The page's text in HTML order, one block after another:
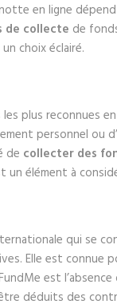
en ligne
de collecte de
choix éclairé.
plus reconnues
personnel
de collecter des
élément à
qui se
Elle est connue
est
déduits des